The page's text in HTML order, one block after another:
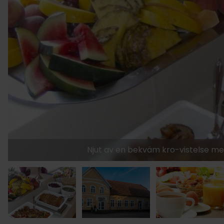
Njut av en bekväm kro-vistelse